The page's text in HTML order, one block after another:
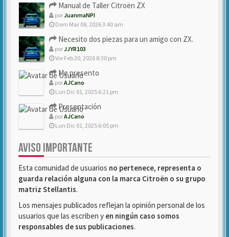
Manual de Taller Citroën ZX
porJuanmaNPI
Dom Mar 08, 2026 3:40 am
Necesito dos piezas para un amigo con ZX.
porJJYR103
Vie Feb 20, 2026 8:30 pm
Me presento
porAJCano
Lun Dic 01, 2025 6:21 pm
Presentación
porAJCano
Lun Dic 01, 2025 6:05 pm
AVISO IMPORTANTE
Esta comunidad de usuarios no pertenece, representa o
guarda relación alguna con la marca Citroën o su grupo
matriz Stellantis.
Los mensajes publicados reflejan la opinión personal de los
usuarios que las escriben y en ningún caso somos
responsables de sus publicaciones.